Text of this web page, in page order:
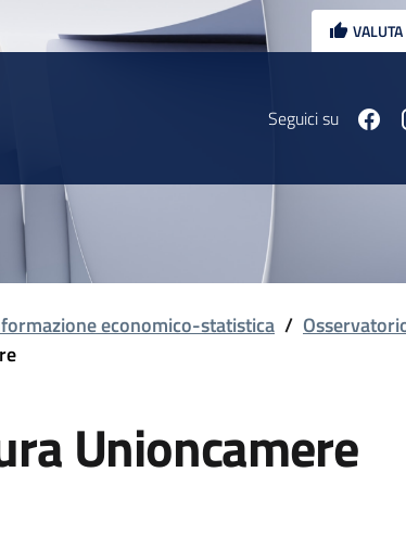
Seguici su
economico-statistica /
Unioncamere